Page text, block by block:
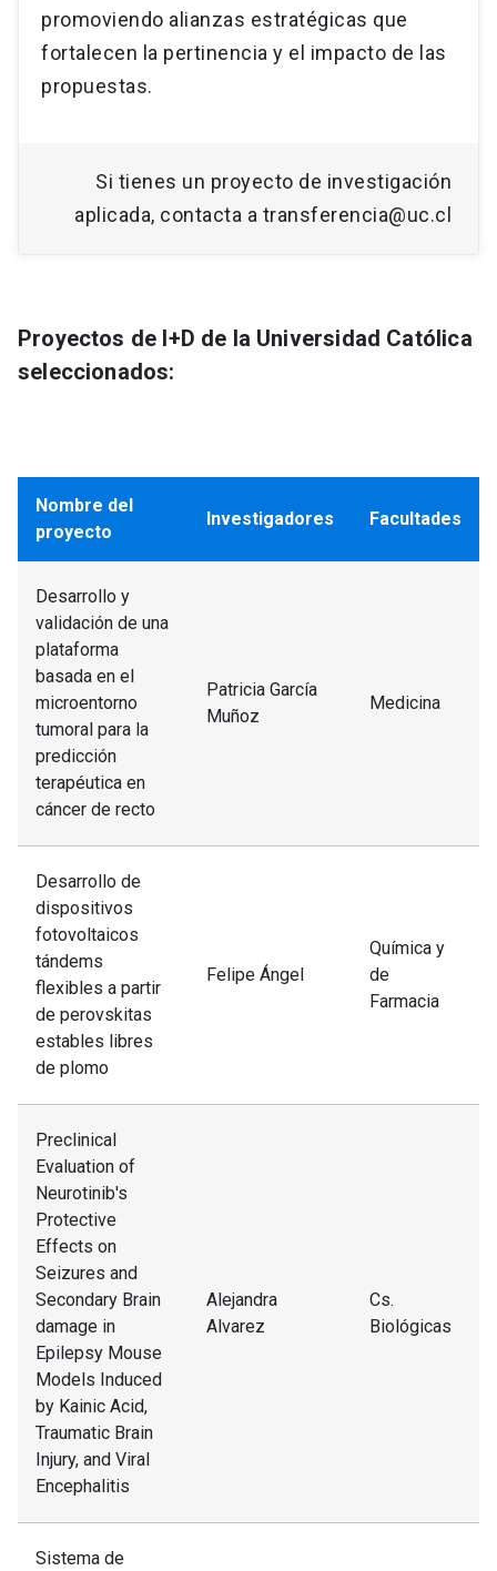
promoviendo alianzas estratégicas que
fortalecen la pertinencia y el impacto de las
propuestas.
Si tienes un proyecto de investigación
aplicada, contacta a transferencia@uc.cl
Proyectos de I+D de la Universidad Católica
seleccionados:
Nombre del
proyecto
Investigadores Facultades
Desarrollo y
validación de una
plataforma
basada en el
microentorno
tumoral para la
predicción
terapéutica en
cáncer de recto
Patricia García
Muñoz
Medicina
Desarrollo de
dispositivos
fotovoltaicos
tándems
flexibles a partir
de perovskitas
estables libres
de plomo
Felipe Ángel
Química y
de
Farmacia
Preclinical
Evaluation of
Neurotinib's
Protective
Effects on
Seizures and
Secondary Brain
damage in
Epilepsy Mouse
Models Induced
by Kainic Acid,
Traumatic Brain
Injury, and Viral
Encephalitis
Alejandra
Alvarez
Cs.
Biológicas
Sistema de